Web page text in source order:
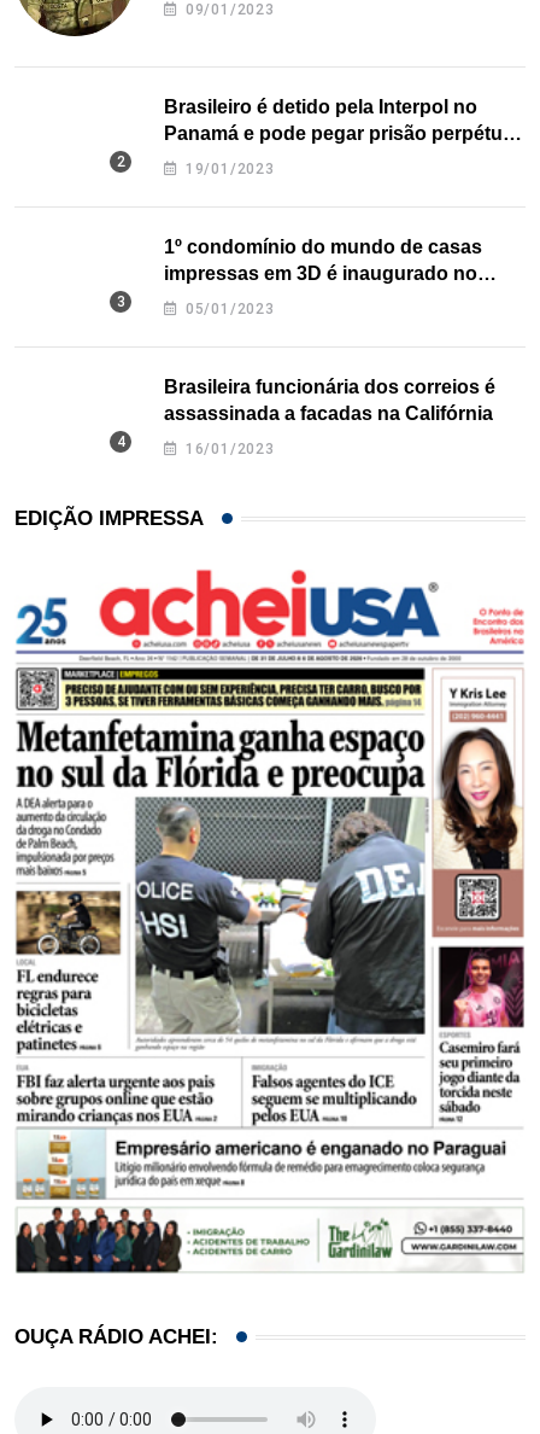
09/01/2023
Brasileiro é detido pela Interpol no
Panamá e pode pegar prisão perpétua
nos EUA
19/01/2023
1º condomínio do mundo de casas
impressas em 3D é inaugurado no
Texas
05/01/2023
Brasileira funcionária dos correios é
assassinada a facadas na Califórnia
16/01/2023
EDIÇÃO IMPRESSA
OUÇA RÁDIO ACHEI: